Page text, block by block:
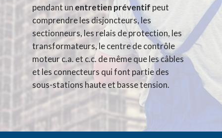
pendant un entretien préventif peut
comprendre les disjoncteurs, les
sectionneurs, les relais de protection, les
transformateurs, le centre de contrôle
moteur c.a. et c.c. de même que les câbles
et les connecteurs qui font partie des
sous-stations haute et basse tension.